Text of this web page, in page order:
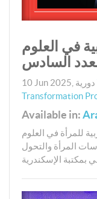
في العلوم
السادس
10 Jun 2025 دورية
Transformation
Available in:
للمرأة في العلوم
المرأة والتحول